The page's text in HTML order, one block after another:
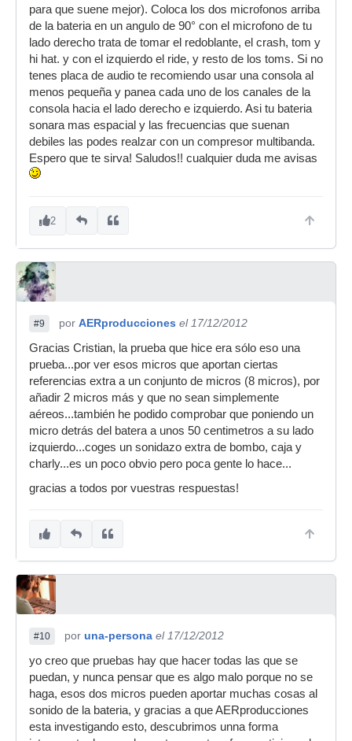
para que suene mejor). Coloca los dos microfonos arriba
de la bateria en un angulo de 90° con el microfono de tu
lado derecho trata de tomar el redoblante, el crash, tom y
hi hat. y con el izquierdo el ride, y resto de los toms. Si no
tenes placa de audio te recomiendo usar una consola al
menos pequeña y panea cada uno de los canales de la
consola hacia el lado derecho e izquierdo. Asi tu bateria
sonara mas espacial y las frecuencias que suenan
debiles las podes realzar con un compresor multibanda.
Espero que te sirva! Saludos!! cualquier duda me avisas
2
#9 por AERproducciones el 17/12/2012
Gracias Cristian, la prueba que hice era sólo eso una
prueba...por ver esos micros que aportan ciertas
referencias extra a un conjunto de micros (8 micros), por
añadir 2 micros más y que no sean simplemente
aéreos...también he podido comprobar que poniendo un
micro detrás del batera a unos 50 centimetros a su lado
izquierdo...coges un sonidazo extra de bombo, caja y
charly...es un poco obvio pero poca gente lo hace...
gracias a todos por vuestras respuestas!
#10 por una-persona el 17/12/2012
yo creo que pruebas hay que hacer todas las que se
puedan, y nunca pensar que es algo malo porque no se
haga, esos dos micros pueden aportar muchas cosas al
sonido de la bateria, y gracias a que AERproducciones
esta investigando esto, descubrimos unna forma